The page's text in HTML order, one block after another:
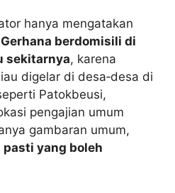
hanya mengatakan
berdomisili di
sekitarnya, karena
digelar di desa‑desa di
Patokbeusi,
pengajian umum
gambaran umum,
yang boleh